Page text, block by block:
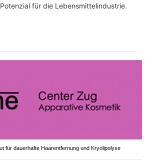
für die Lebensmittelindustrie.
für dauerhafte Haarentfernung und Kryolipolyse